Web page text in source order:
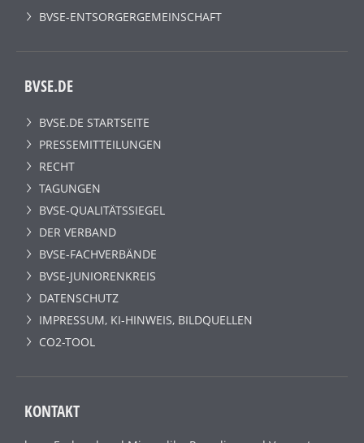
BVSE-ENTSORGERGEMEINSCHAFT
BVSE.DE
BVSE.DE STARTSEITE
PRESSEMITTEILUNGEN
RECHT
TAGUNGEN
BVSE-QUALITÄTSSIEGEL
DER VERBAND
BVSE-FACHVERBÄNDE
BVSE-JUNIORENKREIS
DATENSCHUTZ
IMPRESSUM, KI-HINWEIS, BILDQUELLEN
CO2-TOOL
KONTAKT